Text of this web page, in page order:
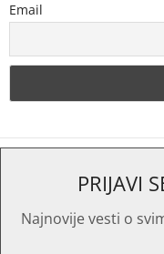
Email
PRIJAVI
Najnovije vesti o